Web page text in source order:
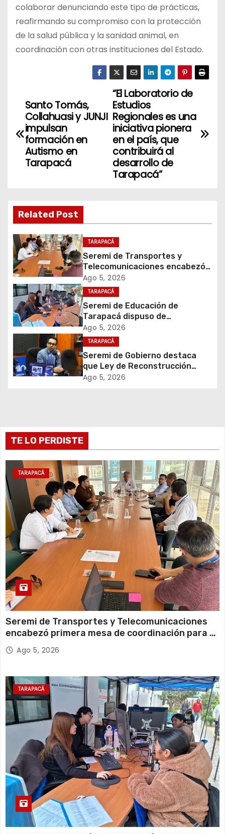
colaborar denunciando este tipo de prácticas,
reafirmando su compromiso con la protección
de la salud pública y la sanidad animal, en
coordinación con otras instituciones del Estado.
N
v
a
c
i
ó
n
d
e
e
n
a
d
a
“El Laboratorio de
Estudios
Regionales es una
iniciativa pionera
en el país, que
contribuirá al
desarrollo de
Tarapacá”
Santo Tomás,
Collahuasi y JUNJI
impulsan
formación en
Autismo en
Tarapacá
Related Post
TARAPACÁ
Seremi de Transportes y
Telecomunicaciones encabezó
primera mesa de coordinación
para el retiro de cables en
desuso en Iquique
Ago 5, 2026
TARAPACÁ
Seremi de Educación de
Tarapacá dispuso de
facilitadores para apoyar
proceso de Admisión Escolar
2027
Ago 5, 2026
TARAPACÁ
Seremi de Gobierno destaca
que Ley de Reconstrucción
Nacional impulsará la inversión
Ago 5, 2026
TE LO PERDISTE
TARAPACÁ
Seremi de Transportes y Telecomunicaciones
encabezó primera mesa de coordinación para el
retiro de cables en desuso en Iquique
Ago 5, 2026
TARAPACÁ